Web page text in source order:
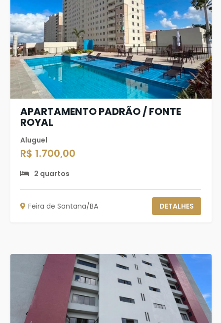
APARTAMENTO PADRÃO / FONTE
ROYAL
Aluguel
R$ 1.700,00
2 quartos
Feira de Santana/BA DETALHES